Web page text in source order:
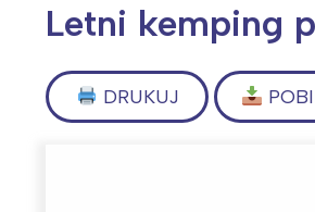
Letni kemping
DRUKUJ